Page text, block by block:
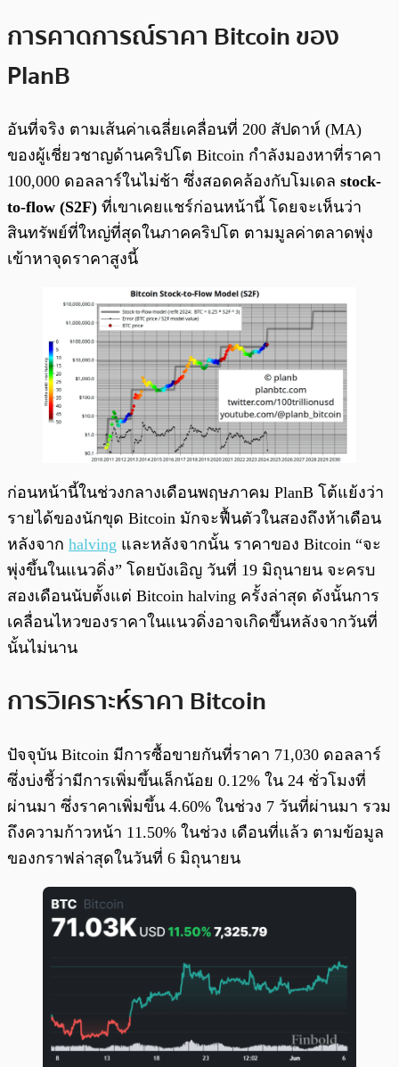
การคาดการณ์ราคา Bitcoin ของ
PlanB
อันที่จริง ตามเส้นค่าเฉลี่ยเคลื่อนที่ 200 สัปดาห์ (MA)
ของผู้เชี่ยวชาญด้านคริปโต Bitcoin กำลังมองหาที่ราคา
100,000 ดอลลาร์ในไม่ช้า ซึ่งสอดคล้องกับโมเดล stock-
to-flow (S2F) ที่เขาเคยแชร์ก่อนหน้านี้ โดยจะเห็นว่า
สินทรัพย์ที่ใหญ่ที่สุดในภาคคริปโต ตามมูลค่าตลาดพุ่ง
เข้าหาจุดราคาสูงนี้
ก่อนหน้านี้ในช่วงกลางเดือนพฤษภาคม PlanB โต้แย้งว่า
รายได้ของนักขุด Bitcoin มักจะฟื้นตัวในสองถึงห้าเดือน
หลังจาก halving และหลังจากนั้น ราคาของ Bitcoin “จะ
พุ่งขึ้นในแนวดิ่ง” โดยบังเอิญ วันที่ 19 มิถุนายน จะครบ
สองเดือนนับตั้งแต่ Bitcoin halving ครั้งล่าสุด ดังนั้นการ
เคลื่อนไหวของราคาในแนวดิ่งอาจเกิดขึ้นหลังจากวันที่
นั้นไม่นาน
การวิเคราะห์ราคา Bitcoin
ปัจจุบัน Bitcoin มีการซื้อขายกันที่ราคา 71,030 ดอลลาร์
ซึ่งบ่งชี้ว่ามีการเพิ่มขึ้นเล็กน้อย 0.12% ใน 24 ชั่วโมงที่
ผ่านมา ซึ่งราคาเพิ่มขึ้น 4.60% ในช่วง 7 วันที่ผ่านมา รวม
ถึงความก้าวหน้า 11.50% ในช่วง เดือนที่แล้ว ตามข้อมูล
ของกราฟล่าสุดในวันที่ 6 มิถุนายน